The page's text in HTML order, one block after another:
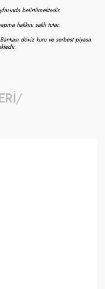
belirtilmektedir.
hakkını saklı tutar.
döviz kuru ve serbest piyasa